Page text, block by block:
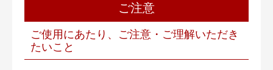
ご注意
ご使用にあたり、ご注意・ご理解いただき
たいこと